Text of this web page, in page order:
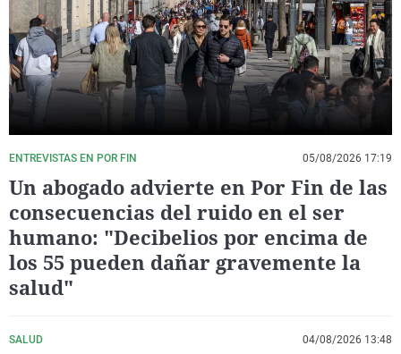
La rosa de los vientos
Gente viajera
Como el perro y el
Caso
Retornados
Equipo de
Operación Viuda
Extremadura
Galicia
La Rioja
Navarra
País Vasco
Virales
Televisión
Elecciones
ENTREVISTAS EN POR FIN 05/08/2026 17:19
Un abogado advierte en Por Fin de las
consecuencias del ruido en el ser
humano: "Decibelios por encima de
los 55 pueden dañar gravemente la
salud"
SALUD 04/08/2026 13:48